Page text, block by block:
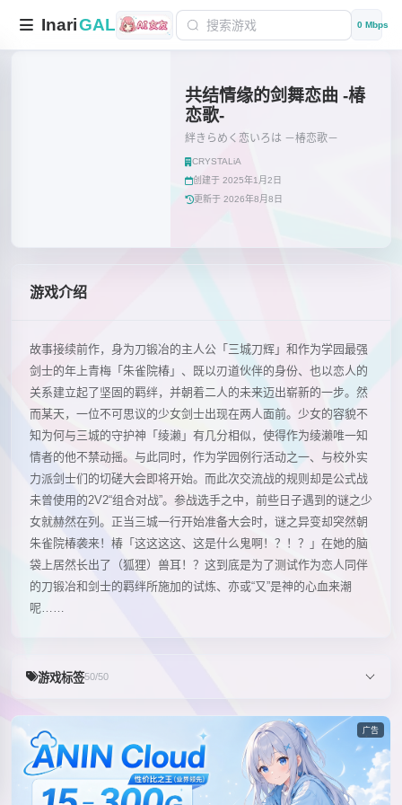
InariGAL 0 Mbps
共结情缘的剑舞恋曲 -椿
恋歌-
絆きらめく恋いろは －椿恋歌－
CRYSTALiA
创建于 2025年1月2日
更新于 2026年8月8日
游戏介绍
故事接续前作，身为刀锻冶的主人公「三城刀辉」和作为学园最强
剑士的年上青梅「朱雀院椿」、既以刃道伙伴的身份、也以恋人的
关系建立起了坚固的羁绊，并朝着二人的未来迈出崭新的一步。然
而某天，一位不可思议的少女剑士出现在两人面前。少女的容貌不
知为何与三城的守护神「绫濑」有几分相似，使得作为绫濑唯一知
情者的他不禁动摇。与此同时，作为学园例行活动之一、与校外实
力派剑士们的切磋大会即将开始。而此次交流战的规则却是公式战
未曾使用的2V2“组合对战”。参战选手之中，前些日子遇到的谜之少
女就赫然在列。正当三城一行开始准备大会时，谜之异变却突然朝
朱雀院椿袭来！椿「这这这这、这是什么鬼啊！？！？」在她的脑
袋上居然长出了（狐狸）兽耳！？这到底是为了测试作为恋人同伴
的刀锻冶和剑士的羁绊所施加的试炼、亦或“又”是神的心血来潮
呢……
游戏标签50/50
广告